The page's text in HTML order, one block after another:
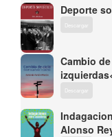
Deporte
Descargar
Cambio
Descargar
Alonso